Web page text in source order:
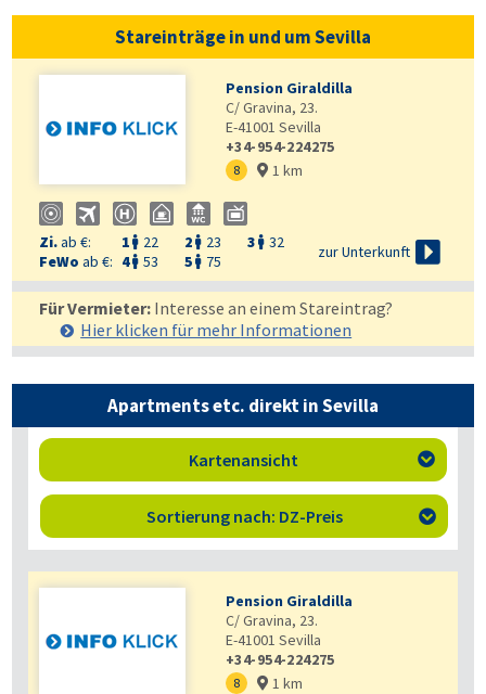
Stareinträge in und um Sevilla
Pension Giraldilla
C/ Gravina, 23.
E-41001 Sevilla
+34-954-224275
8  1 km
Zi.ab €: 1  22 2  23 3  32
FeWo ab €: 4 53 5  75
zur Unterkunft 
Für Vermieter: Interesse an einem Stareintrag?
Hier klicken für mehr Informationen
Apartments etc. direkt in Sevilla
Kartenansicht 
Sortierung nach: DZ-Preis 
Pension Giraldilla
C/ Gravina, 23.
E-41001 Sevilla
+34-954-224275
8  1 km